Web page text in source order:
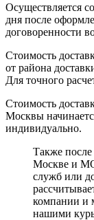
Осуществляется
дня после
договоренности
Стоимость
от района
Для точного
Стоимость
Москвы
индивидуально.
Также
Москве и МО
служб или
компании и
нашими